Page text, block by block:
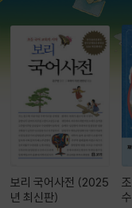
보리 국어사전 (2025
년 최신판)